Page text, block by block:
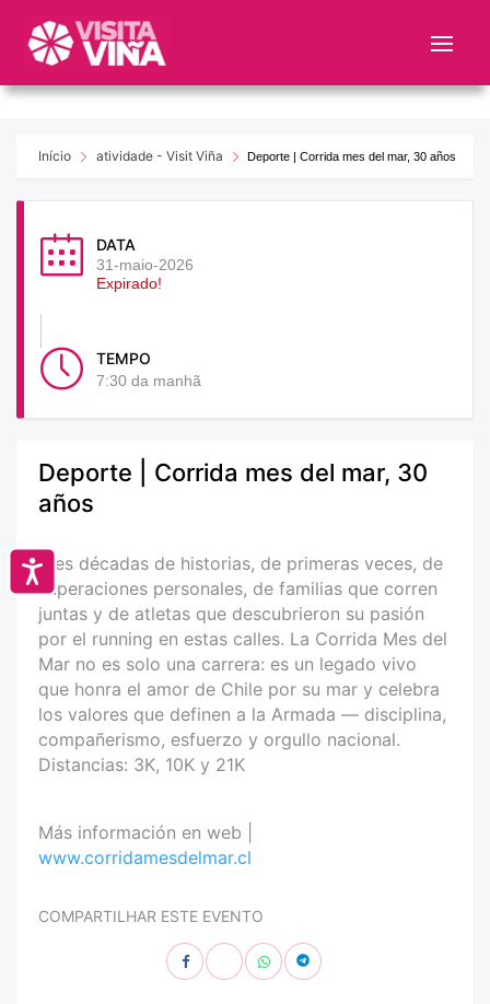
este
web
sistema
Accesibilidad
Início atividade - Visit Viña Deporte | Corrida mes del mar, 30 años
DATA
31-maio-2026
Expirado!
TEMPO
7:30 da manhã
Deporte | Corrida mes del mar, 30
años
Tres décadas de historias, de primeras veces, de
superaciones personales, de familias que corren
juntas y de atletas que descubrieron su pasión
por el running en estas calles. La Corrida Mes del
Mar no es solo una carrera: es un legado vivo
que honra el amor de Chile por su mar y celebra
los valores que definen a la Armada — disciplina,
compañerismo, esfuerzo y orgullo nacional.
Distancias: 3K, 10K y 21K
Más información en web |
www.corridamesdelmar.cl
COMPARTILHAR ESTE EVENTO